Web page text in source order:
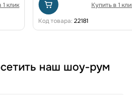
1 клик
Купить в 1
Код товара: 22181
наш шоу-рум